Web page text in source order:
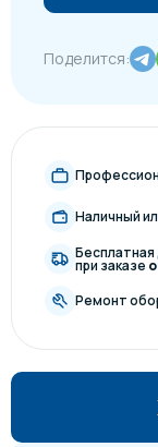
Поделится:
Наличный
Бесплатная
при заказе
Ремонт